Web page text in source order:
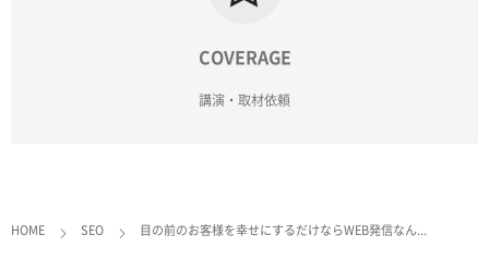
COVERAGE
講演・取材依頼
HOME SEO 目の前のお客様を幸せにするだけならWEB発信なん...